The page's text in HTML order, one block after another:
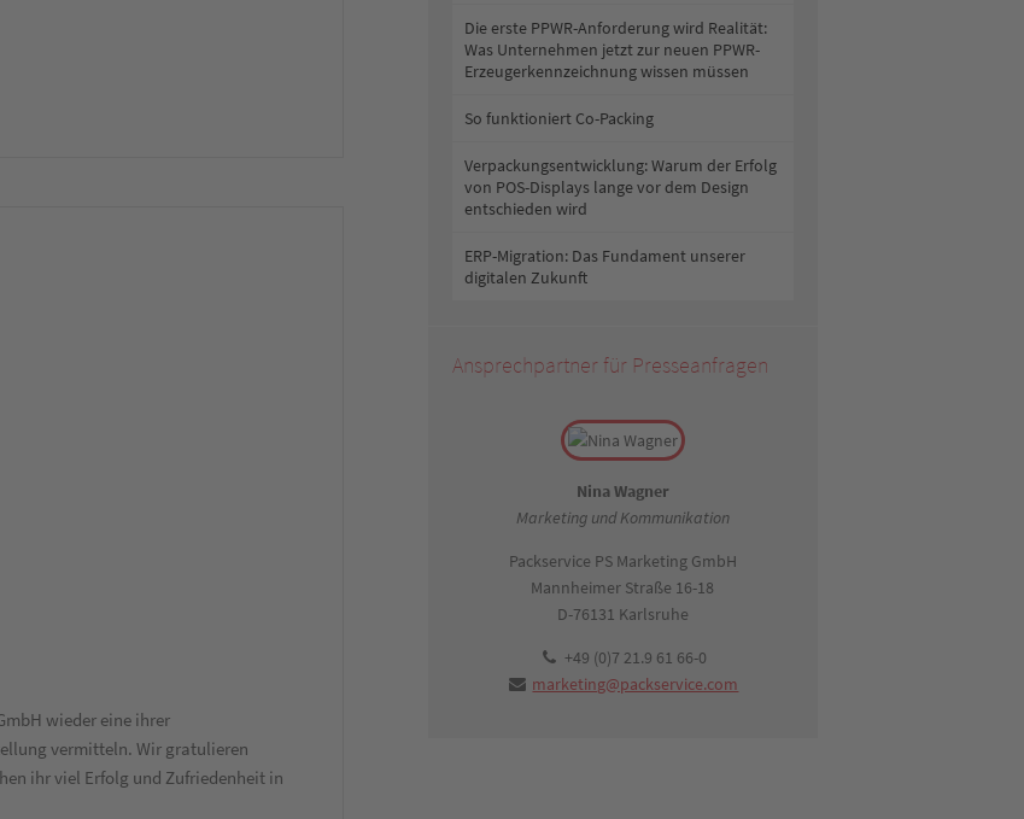
wieder eine ihrer
vermitteln. Wir gratulieren
ihr viel Erfolg und Zufriedenheit in
Die erste PPWR-Anforderung wird Realität:
Was Unternehmen jetzt zur neuen PPWR-
Erzeugerkennzeichnung wissen müssen
So funktioniert Co-Packing
Verpackungsentwicklung: Warum der Erfolg
von POS-Displays lange vor dem Design
entschieden wird
ERP-Migration: Das Fundament unserer
digitalen Zukunft
Ansprechpartner für Presseanfragen
Nina Wagner
Marketing und Kommunikation
Packservice PS Marketing GmbH
Mannheimer Straße 16-18
D-76131 Karlsruhe
+49 (0)7 21.9 61 66-0
marketing@packservice.com